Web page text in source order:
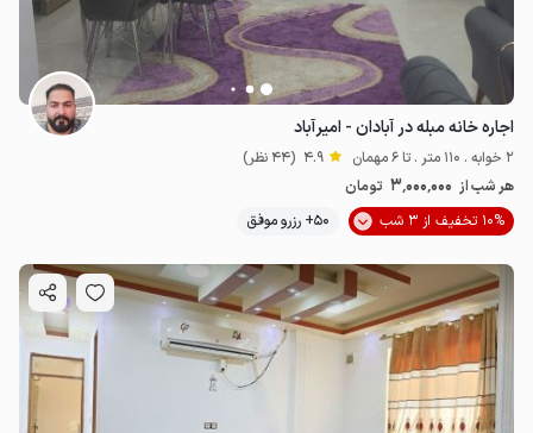
اجاره خانه مبله در آبادان - امیرآباد
2 خوابه . 110 متر . تا 6 مهمان 4.9 (44 نظر)
هر شب از 3٬000٬000 تومان
10% تخفیف از 3 شب
50+ رزرو موفق